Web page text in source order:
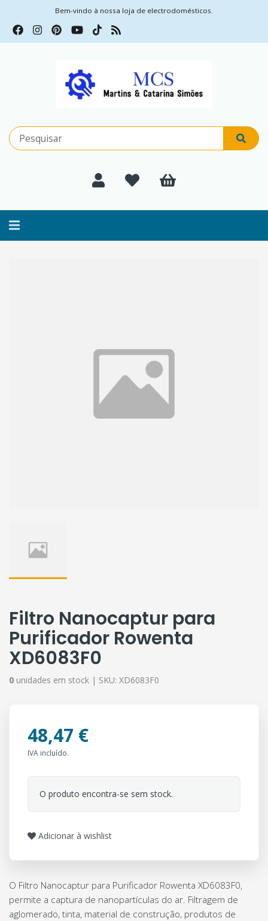
Bem-vindo à nossa loja de electrodomésticos.
Alternar
Filtro Nanocaptur para
Purificador Rowenta
XD6083F0
0 unidades em stock | SKU: XD6083F0
48,47 €
IVA incluído.
O produto encontra-se sem stock.
Adicionar à wishlist
O Filtro Nanocaptur para Purificador Rowenta XD6083F0,
permite a captura de nanopartículas do ar. Filtragem de
aglomerado, tinta, material de construção, produtos de